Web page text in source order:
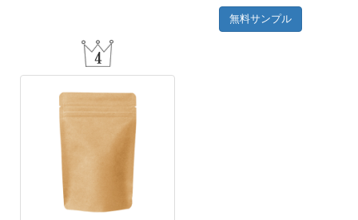
無料サンプル